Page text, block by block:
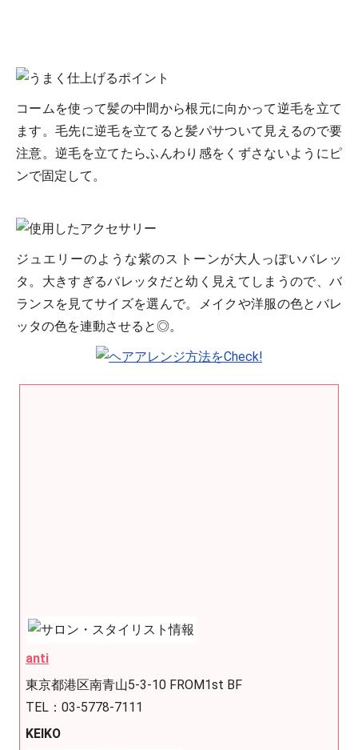
コームを使って髪の中間から根元に向かって逆毛を立て
ます。毛先に逆毛を立てると髪パサついて見えるので要
注意。逆毛を立てたらふんわり感をくずさないようにピ
ンで固定して。
ジュエリーのような紫のストーンが大人っぽいバレッ
タ。大きすぎるバレッタだと幼く見えてしまうので、バ
ランスを見てサイズを選んで。メイクや洋服の色とバレ
ッタの色を連動させると◎。
anti
東京都港区南青山5-3-10 FROM1st BF
TEL：03-5778-7111
KEIKO